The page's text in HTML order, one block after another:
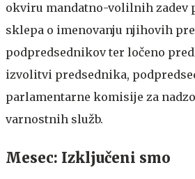
okviru mandatno-volilnih zadev
sklepa o imenovanju njihovih
podpredsednikov ter ločeno
izvolitvi predsednika,
parlamentarne komisije za
varnostnih služb.
Mesec: Izključeni smo